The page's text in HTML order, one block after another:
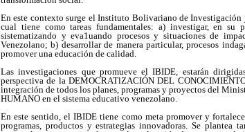
En este contexto surge el Instituto Bolivariano de
cual tiene como tareas fundamentales: a) investigar, en su
sistematizando y eva1uando procesos y situaciones de
Venezolano; b) desarrollar de manera particular, procesos
promover una educación de calidad.
Las investigaciones que promueve el IBIDE, estarán
perspectiva de la DEMOCRATlZACIÓN DEL
integración de todos los planes, programas y proyectos del
HUMANO en el sistema educativo venezolano.
En este sentido, el IBIDE tiene como meta promover y
programas, productos y estrategias innovadoras. Se plantea